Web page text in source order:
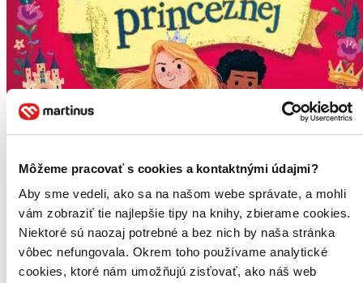
Môžeme pracovať s cookies a kontaktnými údajmi?
Aby sme vedeli, ako sa na našom webe správate, a mohli
vám zobraziť tie najlepšie tipy na knihy, zbierame cookies.
Niektoré sú naozaj potrebné a bez nich by naša stránka
vôbec nefungovala. Okrem toho používame analytické
cookies, ktoré nám umožňujú zisťovať, ako náš web